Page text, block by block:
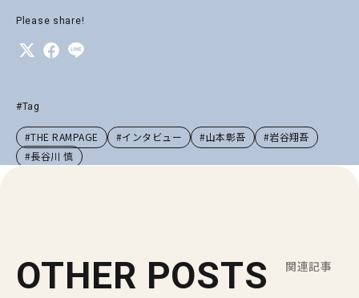
Please share!
#Tag
#THE RAMPAGE #インタビュー #山本彰吾
#岩谷翔吾
#長谷川 慎
OTHER POSTS 関連記事